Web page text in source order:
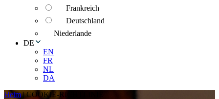
Frankreich
Deutschland
Niederlande
DE
EN
FR
NL
DA
Heim|COOKIE-RICHTLINIE